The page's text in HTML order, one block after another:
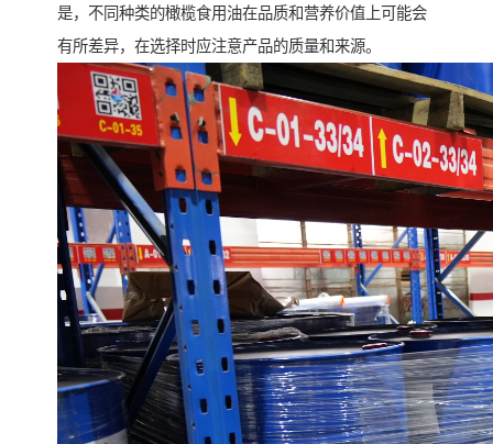
是，不同种类的橄榄食用油在品质和营养价值上可能会
有所差异，在选择时应注意产品的质量和来源。